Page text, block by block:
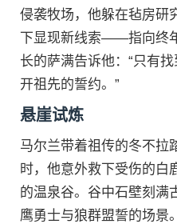
侵袭牧场，他躲在毡房研
下显现新线索——指向终
长的萨满告诉他：“只有
开祖先的誓约。”
悬崖试炼
马尔兰带着祖传的冬不拉
时，他意外救下受伤的白
的温泉谷。谷中石壁刻满
鹰勇士与狼群盟誓的场景